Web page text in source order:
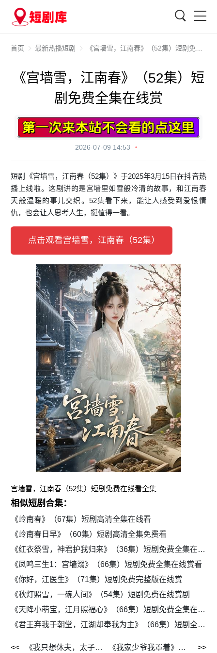
首页 最新热播短剧 《宫墙雪，江南春》（52集）短剧免费全集在线赏
《宫墙雪，江南春》（52集）短
剧免费全集在线赏
2026-07-09 14:53
短剧《宫墙雪，江南春（52集）》于2025年3月15日在抖音热
播上线啦。这剧讲的是宫墙里如雪般冷清的故事，和江南春
天般温暖的事儿交织。52集看下来，能让人感受到爱恨情
仇，也会让人思考人生，挺值得一看。
点击观看宫墙雪，江南春（52集）
宫墙雪，江南春（52集）短剧免费在线看全集
相似短剧合集：
《岭南春》（67集）短剧高清全集在线看
《岭南春日早》（60集）短剧高清全集免费看
《红衣祭雪，神君护我归来》（36集）短剧免费全集在线赏
《凤鸣三生1：宫墙溺》（66集）短剧免费全集在线赏看
《你好，江医生》（71集）短剧免费完整版在线赏
《秋灯照雪，一碗人间》（54集）短剧免费在线赏剧
《天降小萌宝，江月照福心》（66集）短剧免费全集在线追剧
《君王弃我于朝堂，江湖却奉我为主》（66集）短剧全集在线免费赏
《我只想休夫，太子却缠上我》（70集）短剧免费在线追剧 《我家少爷我罩着》（72集）短剧全集免费高清看